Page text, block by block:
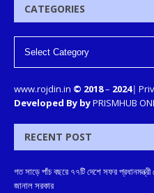
CATEGORIES
www.rojdin.in © 2018– 2024|
Developed By byPRISMHUB
RECENT POST
গত সাড়ে পাঁচ বছরে ৭৭টি দেশে সফর
জানাল সরকার